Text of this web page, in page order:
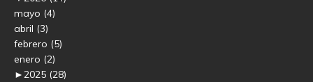
mayo (4)
abril (3)
febrero (5)
enero (2)
►2025 (28)